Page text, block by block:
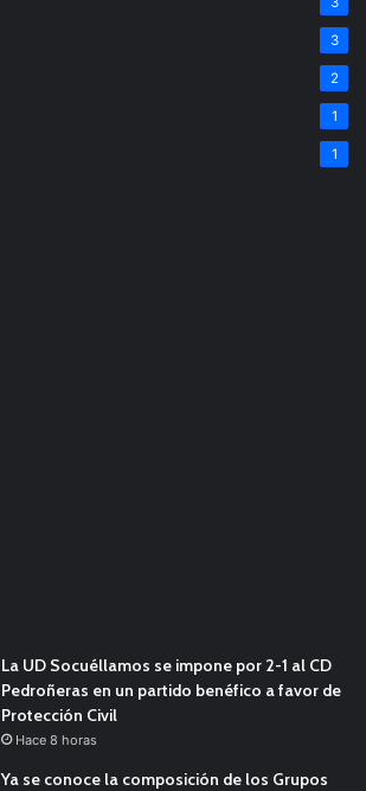
3
2
1
1
La UD Socuéllamos se impone por 2-1 al CD
Pedroñeras en un partido benéfico a favor de
Protección Civil
Hace 8 horas
Ya se conoce la composición de los Grupos